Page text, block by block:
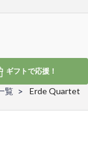
ギフトで応援！
覧
Erde Quartet